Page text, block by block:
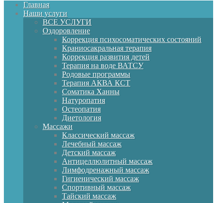
Главная
Наши услуги
ВСЕ УСЛУГИ
Оздоровление
Коррекция психосоматических состояний
Краниосакральная терапия
Коррекция развития детей
Терапия на воде ВАТСУ
Родовые программы
Терапия АКВА КСТ
Соматика Ханны
Натуропатия
Остеопатия
Диетология
Массажи
Классический массаж
Лечебный массаж
Детский массаж
Антицеллюлитный массаж
Лимфодренажный массаж
Гигиенический массаж
Спортивный массаж
Тайский массаж